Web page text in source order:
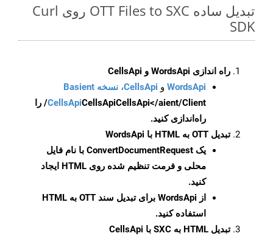
تبدیل ساده OTT Files to SXC روی Curl
SDK
راه اندازی WordsApi و CellsApi
WordsApi و CellsApi، نسخه Basient
CellsApiCellsApi
CellsApi</aient/Client/ را
راه‌اندازی کنید.
تبدیل OTT به HTML با WordsApi
یک ConvertDocumentRequest با نام فایل
محلی و فرمت تنظیم شده روی HTML ایجاد
کنید.
از WordsApi برای تبدیل سند OTT به HTML
استفاده کنید.
تبدیل HTML به SXC با CellsApi